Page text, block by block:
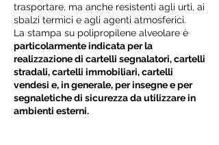
trasportare, ma anche resistenti agli urti, ai
sbalzi termici e agli agenti atmosferici.
La stampa su polipropilene alveolare è
particolarmente indicata per la
realizzazione di cartelli segnalatori, cartelli
stradali, cartelli immobiliari, cartelli
vendesi e, in generale, per insegne e per
segnaletiche di sicurezza da utilizzare in
ambienti esterni.